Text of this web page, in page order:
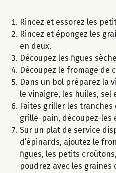
Rincez et essorez les
Rincez et épongez les
en deux.
Découpez les figues
Découpez le fromage de
Dans un bol préparez la
le vinaigre, les huiles, sel
Faites griller les tranches
grille-pain, découpez-les
Sur un plat de service
d’épinards, ajoutez le
figues, les petits
poudrez avec les